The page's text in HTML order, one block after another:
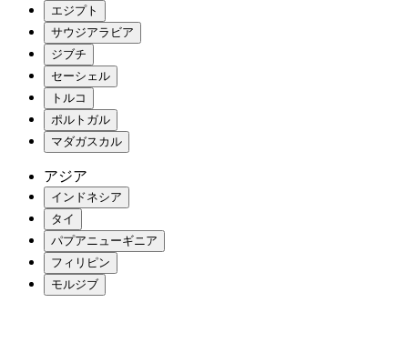
エジプト
サウジアラビア
ジブチ
セーシェル
トルコ
ポルトガル
マダガスカル
アジア
インドネシア
タイ
パプアニューギニア
フィリピン
モルジブ